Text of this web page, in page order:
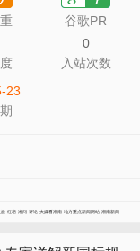
谷歌PR
0
入站次数
23
旅 红培 湘问 评论 央媒看湖南 地方重点新闻网站 湖南新闻